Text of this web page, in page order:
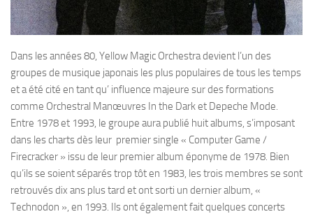
Dans les années 80, Yellow Magic Orchestra devient l’un des
groupes de musique japonais les plus populaires de tous les temps
et a été cité en tant qu’ influence majeure sur des formations
comme Orchestral Manœuvres In the Dark et Depeche Mode.
Entre 1978 et 1993, le groupe aura publié huit albums, s’imposant
dans les charts dès leur premier single « Computer Game /
Firecracker » issu de leur premier album éponyme de 1978. Bien
qu’ils se soient séparés trop tôt en 1983, les trois membres se sont
retrouvés dix ans plus tard et ont sorti un dernier album, «
Technodon », en 1993. Ils ont également fait quelques concerts